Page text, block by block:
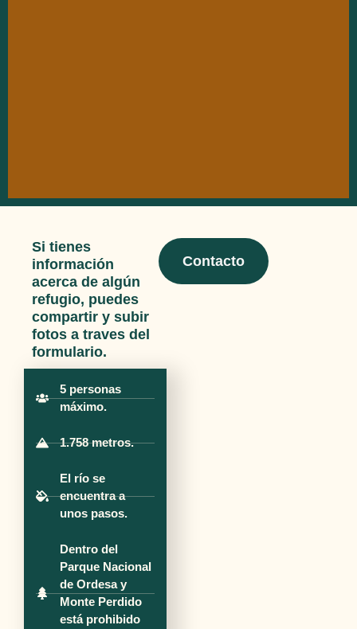
Si tienes
información
acerca de algún
refugio, puedes
compartir y subir
fotos a traves del
formulario.
Contacto
5 personas
máximo.
1.758 metros.
El río se
encuentra a
unos pasos.
Dentro del
Parque Nacional
de Ordesa y
Monte Perdido
está prohibido